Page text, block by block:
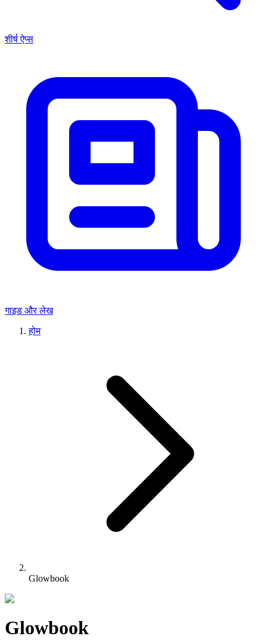
शीर्ष ऐप्स
गाइड और लेख
होम
Glowbook
Glowbook